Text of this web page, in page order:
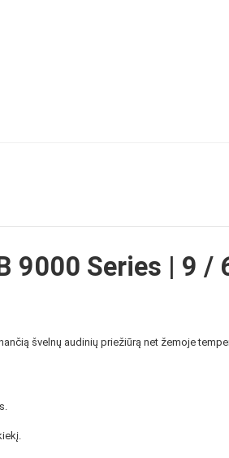
9000 Series | 9 /
švelnų audinių priežiūrą net žemoje